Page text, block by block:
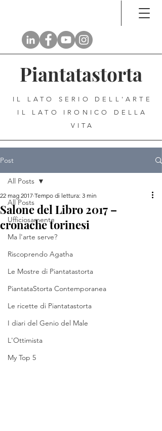
Piantatastorta
IL LATO SERIO DELL'ARTE
IL LATO IRONICO DELLA
VITA
Post
All Posts
Ufficiosamente
Ma l'arte serve?
Riscoprendo Agatha
Le Mostre di Piantatastorta
PiantataStorta Contemporanea
Le ricette di Piantatastorta
I diari del Genio del Male
L'Ottimista
My Top 5
All Posts
Salone del Libro 2017 –
cronache torinesi
22 mag 2017 Tempo di lettura: 3 min